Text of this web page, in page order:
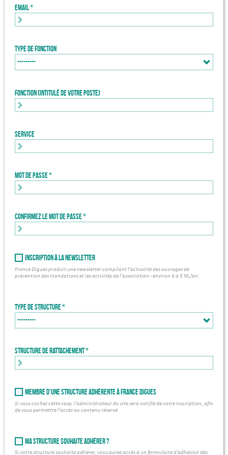
Email
Type de fonction
Fonction (intitulé de votre poste)
Service
Mot de passe
Confirmez le mot de passe
Inscription à la newsletter
France Digues produit une newsletter compilant l’actualité des ouvrages de
prévention des inondations et les activités de l’association - environ 4 à 5 NL/an.
Type de structure
Structure de rattachement *
Membre d'une structure adhérente à France Digues
Si vous cochez cette case, l'administrateur du site sera notifié de votre inscription, afin
de vous permettre l'accès au contenu réservé
Ma structure souhaite adhérer ?
Si votre structure souhaite adhérer, vous aurez accès à un formulaire d’adhésion dès